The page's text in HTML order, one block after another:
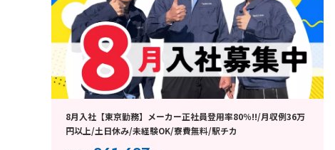
8月入社【東京勤務】メーカー正社員登用率80％!!/月収例36万
円以上/土日休み/未経験OK/寮費無料/駅チカ